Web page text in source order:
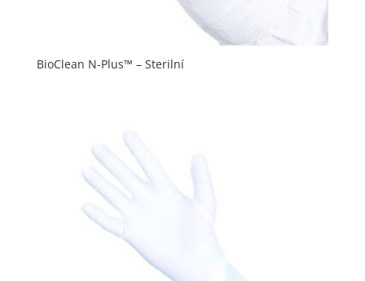
BioClean N-Plus™ – Sterilní